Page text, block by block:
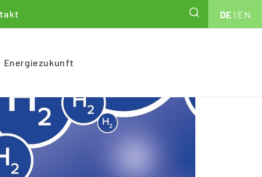
DE | EN
Energiezukunft